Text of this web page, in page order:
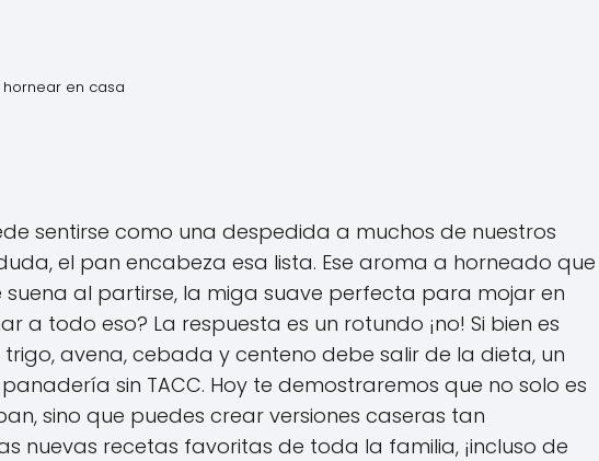
hornear en casa
sentirse como una despedida a muchos de nuestros
el pan encabeza esa lista. Ese aroma a horneado que
al partirse, la miga suave perfecta para mojar en
a todo eso? La respuesta es un rotundo ¡no! Si bien es
avena, cebada y centeno debe salir de la dieta, un
sin TACC. Hoy te demostraremos que no solo es
sino que puedes crear versiones caseras tan
nuevas recetas favoritas de toda la familia, ¡incluso de